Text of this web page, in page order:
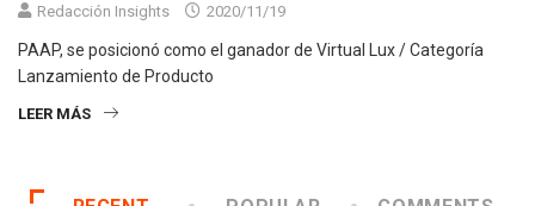
Redacción Insights 2020/11/19
PAAP, se posicionó como el ganador de Virtual Lux / Categoría
Lanzamiento de Producto
LEER MÁS